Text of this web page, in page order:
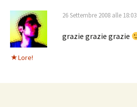
Lore!
26 Settembre 2008 alle 18:03
grazie grazie grazie